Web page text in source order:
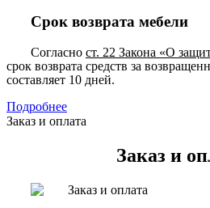
Срок возврата мебели
Согласно ст. 22 Закона «О
срок возврата средств за
составляет 10 дней.
Подробнее
Заказ и оплата
Заказ и